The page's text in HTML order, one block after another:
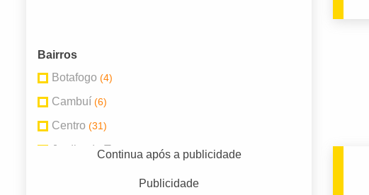
Bairros
Botafogo (4)
Cambuí (6)
Centro (31)
Jardim do Trevo(8)
Continua após a publicidade
Publicidade